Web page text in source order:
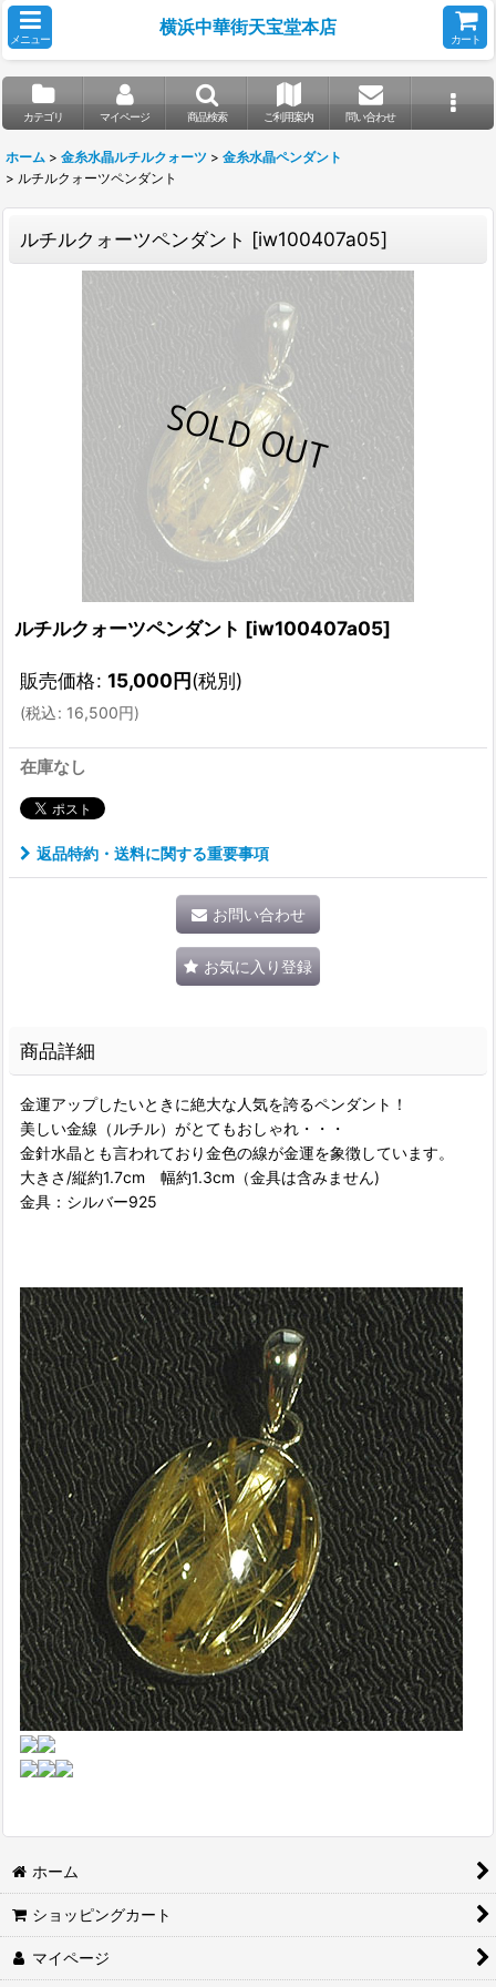
メニュー
横浜中華街天宝堂本店
カート
カテゴリ マイページ 商品検索 ご利用案内 問い合わせ
ホーム > 金糸水晶ルチルクォーツ > 金糸水晶ペンダント
> ルチルクォーツペンダント
ルチルクォーツペンダント [iw100407a05]
ルチルクォーツペンダント [iw100407a05]
販売価格: 15,000円(税別)
(税込: 16,500円)
在庫なし
返品特約・送料に関する重要事項
お問い合わせ
お気に入り登録
商品詳細
金運アップしたいときに絶大な人気を誇るペンダント！
美しい金線（ルチル）がとてもおしゃれ・・・
金針水晶とも言われており金色の線が金運を象徴しています。
大きさ/縦約1.7cm 幅約1.3cm（金具は含みません)
金具：シルバー925
ホーム
ショッピングカート
マイページ